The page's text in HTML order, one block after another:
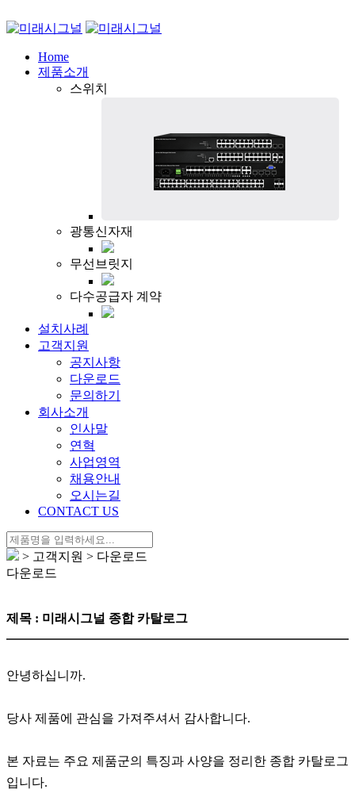
Home
제품소개
스위치
광통신자재
무선브릿지
다수공급자 계약
설치사례
고객지원
공지사항
다운로드
문의하기
회사소개
인사말
연혁
사업영역
채용안내
오시는길
CONTACT US
> 고객지원 > 다운로드
다운로드
제목 : 미래시그널 종합 카탈로그
안녕하십니까.
당사 제품에 관심을 가져주셔서 감사합니다.
본 자료는 주요 제품군의 특징과 사양을 정리한 종합 카탈로그
입니다.